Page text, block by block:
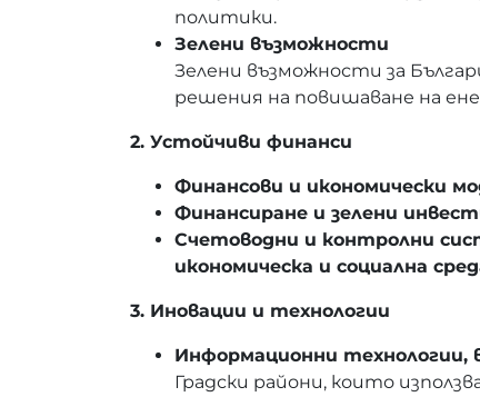
политики.
Зелени възможности
Зелени възможности за
решения на повишаване на
2. Устойчиви финанси
Финансови и икономически
Финансиране и зелени
Счетоводни и контролни
икономическа и социална
3. Иновации и технологии
Информационни технологии,
Градски райони, които